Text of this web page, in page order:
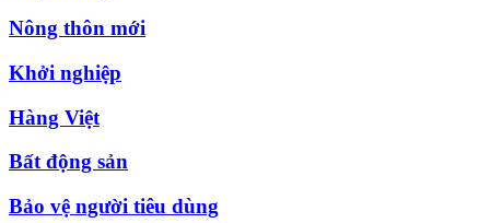
Nông thôn mới
Khởi nghiệp
Hàng Việt
Bất động sản
Bảo vệ người tiêu dùng